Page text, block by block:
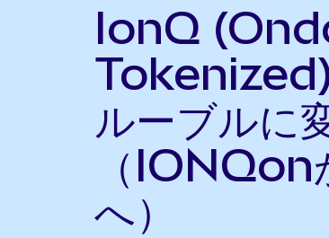
IonQ
Tokenized)
ルーブルに
（
へ）